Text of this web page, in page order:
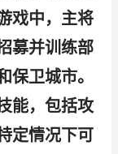
戏中，主将
募并训练部
保卫城市。
能，包括攻
定情况下可